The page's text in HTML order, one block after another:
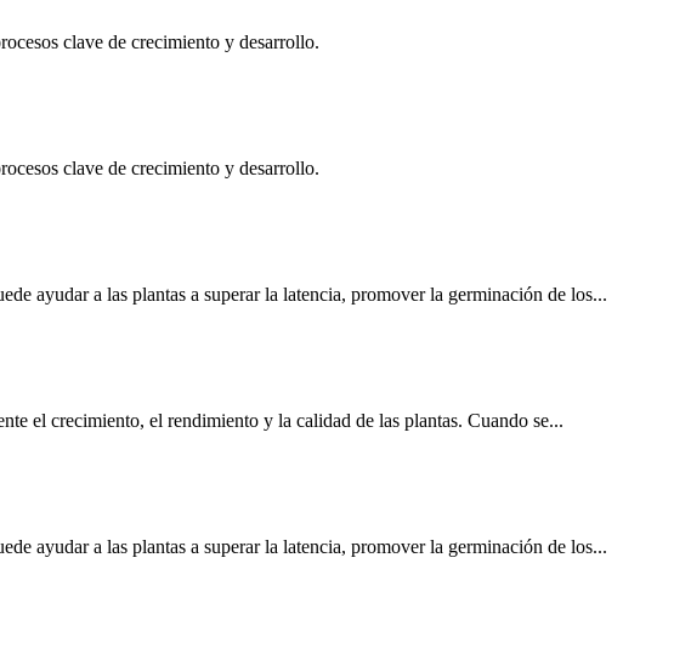
clave de crecimiento y desarrollo.
clave de crecimiento y desarrollo.
ayudar a las plantas a superar la latencia, promover la germinación de los...
el crecimiento, el rendimiento y la calidad de las plantas. Cuando se...
ayudar a las plantas a superar la latencia, promover la germinación de los...